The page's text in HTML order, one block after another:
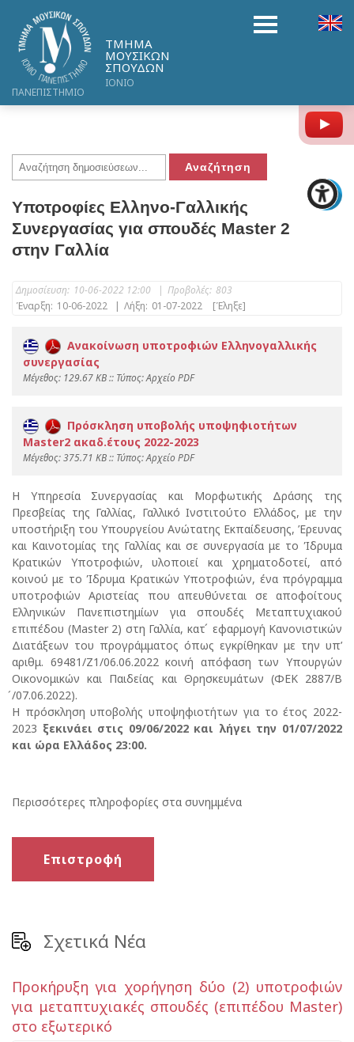
ΤΜΗΜΑ
ΜΟΥΣΙΚΩΝ
ΣΠΟΥΔΩΝ
ΙΟΝΙΟ
ΠΑΝΕΠΙΣΤΗΜΙΟ
Υποτροφίες Ελληνο-Γαλλικής
Συνεργασίας για σπουδές Master 2
στην Γαλλία
Δημοσίευση: 10-06-2022 12:00 | Προβολές: 803
Έναρξη: 10-06-2022 | Λήξη: 01-07-2022 [Έληξε]
Ανακοίνωση υποτροφιών Ελληνογαλλικής
συνεργασίας
Mέγεθος: 129.67 KB :: Τύπος: Αρχείο PDF
Πρόσκληση υποβολής υποψηφιοτήτων
Master2 ακαδ.έτους 2022-2023
Mέγεθος: 375.71 KB :: Τύπος: Αρχείο PDF
H Υπηρεσία Συνεργασίας και Μορφωτικής Δράσης της
Πρεσβείας της Γαλλίας, Γαλλικό Ινστιτούτο Ελλάδος, με την
υποστήριξη του Υπουργείου Ανώτατης Εκπαίδευσης, Έρευνας
και Καινοτομίας της Γαλλίας και σε συνεργασία με το Ίδρυμα
Κρατικών Υποτροφιών, υλοποιεί και χρηματοδοτεί, από
κοινού με το Ίδρυμα Κρατικών Υποτροφιών, ένα πρόγραμμα
υποτροφιών Αριστείας που απευθύνεται σε αποφοίτους
Ελληνικών Πανεπιστημίων για σπουδές Μεταπτυχιακού
επιπέδου (Master 2) στη Γαλλία, κατ ́ εφαρμογή Κανονιστικών
Διατάξεων του προγράμματος όπως εγκρίθηκαν με την υπ’
αριθμ. 69481/Ζ1/06.06.2022 κοινή απόφαση των Υπουργών
Οικονομικών και Παιδείας και Θρησκευμάτων (ΦΕΚ 2887/Β
́/07.06.2022).
Η πρόσκληση υποβολής υποψηφιοτήτων για το έτος 2022-
2023 ξεκινάει στις 09/06/2022 και λήγει την 01/07/2022
και ώρα Eλλάδος 23:00.
Περισσότερες πληροφορίες στα συνημμένα
Επιστροφή
Σχετικά Νέα
Προκήρυξη για χορήγηση δύο (2) υποτροφιών
για μεταπτυχιακές σπουδές (επιπέδου Master)
στo εξωτερικό